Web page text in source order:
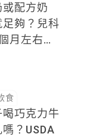
配方奶
足夠？兒科
月左右會
明補鐵可
食
巧克力牛
？USDA